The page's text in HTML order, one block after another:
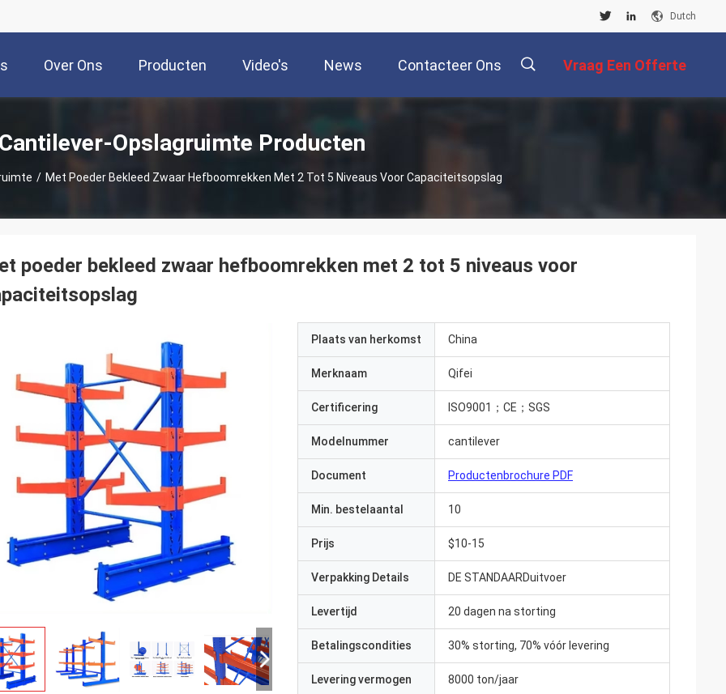
Dutch
Over Ons Producten Video's News Contacteer Ons Vraag Een Offerte
Opslagruimte Producten
/ Met Poeder Bekleed Zwaar Hefboomrekken Met 2 Tot 5 Niveaus Voor Capaciteitsopslag
poeder bekleed zwaar hefboomrekken met 2 tot 5 niveaus voor
Plaats van herkomst China
Merknaam Qifei
Certificering ISO9001；CE；SGS
Modelnummer cantilever
Document Productenbrochure PDF
Min. bestelaantal 10
Prijs $10-15
Verpakking Details DE STANDAARDuitvoer
Levertijd 20 dagen na storting
Betalingscondities 30% storting, 70% vóór levering
Levering vermogen 8000 ton/jaar